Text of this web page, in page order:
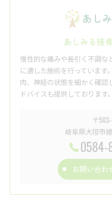
あしみる接
慢性的な痛みや長引く不調
に適した施術を行っています
肉、神経の状態を細かく確認
ドバイスも提供しております。
〒
岐阜県大垣市
お問い合わ